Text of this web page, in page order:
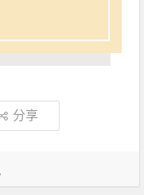
分享